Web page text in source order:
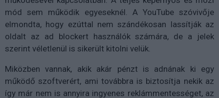
mód sem működik egyeseknél. A YouTube szóvivője
elmondta, hogy ezúttal nem szándékosan lassítják az
oldalt az ad blockert használók számára, de a jelek
szerint véletlenül is sikerült kitolni velük.
Miközben vannak, akik akár pénzt is adnának ki egy
működő szoftverért, ami továbbra is biztosítja nekik az
így már nem is annyira ingyenes reklámmentességet, az